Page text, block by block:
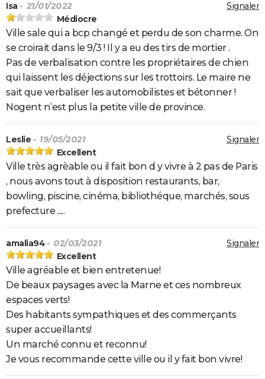
Signaler
Isa - 21/01/2022
Médiocre
Ville sale qui a bcp changé et perdu de son charme. On
se croirait dans le 9/3 ! Il y a eu des tirs de mortier .
Pas de verbalisation contre les propriétaires de chien
qui laissent les déjections sur les trottoirs. Le maire ne
sait que verbaliser les automobilistes et bétonner !
Nogent n’est plus la petite ville de province.
Signaler
Leslie - 19/05/2021
Excellent
Ville très agrèable ou il fait bon d y vivre à 2 pas de Paris
, nous avons tout à disposition restaurants, bar,
bowling, piscine, cinéma, bibliothéque, marchés, sous
prefecture .....
Signaler
amalia94- 02/03/2021
Excellent
Ville agréable et bien entretenue!
De beaux paysages avec la Marne et ces nombreux
espaces verts!
Des habitants sympathiques et des commerçants
super accueillants!
Un marché connu et reconnu!
Je vous recommande cette ville ou il y fait bon vivre!